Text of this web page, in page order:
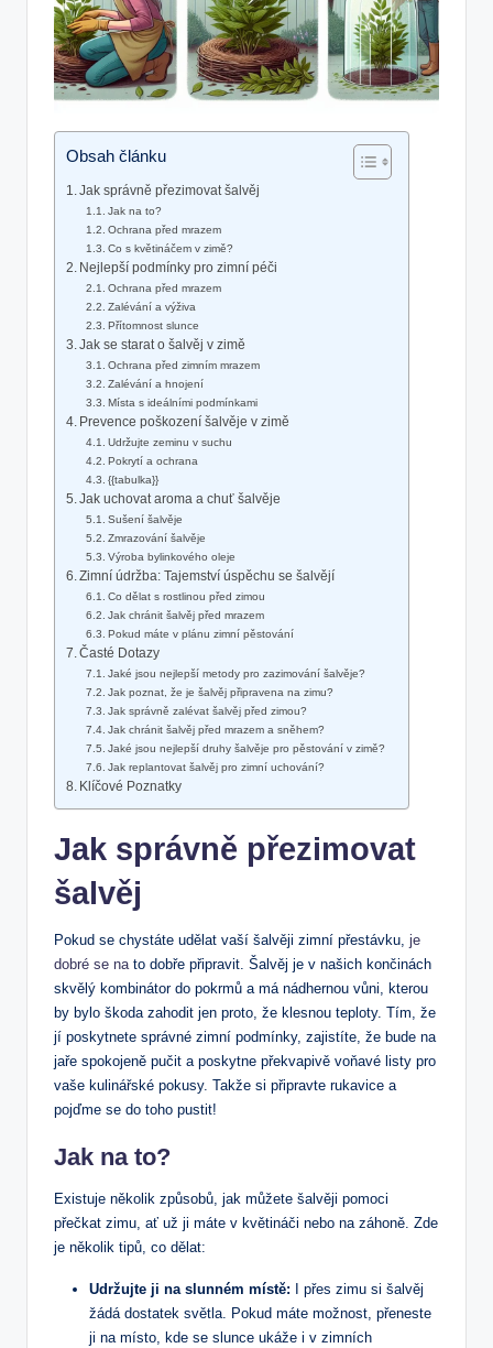
Obsah článku
Jak správně přezimovat šalvěj
Jak na to?
Ochrana před mrazem
Co s květináčem v zimě?
Nejlepší podmínky pro ⁣zimní péči
Ochrana před mrazem
Zalévání​ a výživa
Přítomnost slunce
Jak se starat o šalvěj v ​zimě
Ochrana před zimním mrazem
Zalévání a hnojení
Místa s ideálními⁣ podmínkami
Prevence ‍poškození‍ šalvěje v⁢ zimě
Udržujte‍ zeminu v ​suchu
Pokrytí a ochrana
{{tabulka}}
Jak uchovat aroma ​a ⁣chuť šalvěje
Sušení šalvěje
Zmrazování šalvěje
Výroba bylinkového oleje
Zimní údržba: Tajemství úspěchu se šalvějí
Co‍ dělat ⁣s ⁣rostlinou před⁤ zimou
Jak chránit šalvěj před mrazem
Pokud máte v plánu zimní pěstování
Časté ⁣Dotazy
Jaké jsou nejlepší‍ metody pro ​zazimování šalvěje?
Jak poznat, že je šalvěj ⁣připravena na ‍zimu?
Jak správně zalévat šalvěj před zimou?
Jak chránit šalvěj před mrazem a sněhem?
Jaké jsou nejlepší druhy šalvěje pro ‌pěstování v zimě?
Jak replantovat šalvěj pro zimní‌ uchování?
Klíčové⁤ Poznatky
Jak správně přezimovat
šalvěj
Pokud​ se chystáte ‌udělat vaší​ šalvěji ⁤zimní přestávku, je
dobré se na⁤ to dobře připravit. Šalvěj je v našich končinách‍
skvělý kombinátor do pokrmů a má nádhernou vůni,​ kterou
by ‍bylo škoda zahodit jen proto, že klesnou teploty.‍ Tím, ⁣že⁢
jí poskytnete správné zimní podmínky, zajistíte, že bude na
⁣jaře ‍spokojeně pučit a poskytne překvapivě voňavé listy pro
vaše kulinářské pokusy. Takže si připravte rukavice a
pojďme se do toho pustit!
Jak na to?
Existuje⁣ několik způsobů, ⁣jak můžete šalvěji pomoci
přečkat zimu, ať už ji⁣ máte v květináči nebo na záhoně. Zde⁢
je‍ několik tipů, co dělat:
Udržujte ji na slunném místě: I ⁢přes zimu ‍si šalvěj
žádá dostatek⁢ světla. Pokud‌ máte možnost, přeneste⁣
ji na ​místo,⁣ kde se‌ slunce ukáže i v zimních